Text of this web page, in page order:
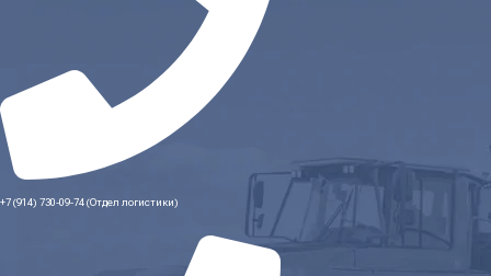
+7 (914) 730-09-74 (Отдел логистики)